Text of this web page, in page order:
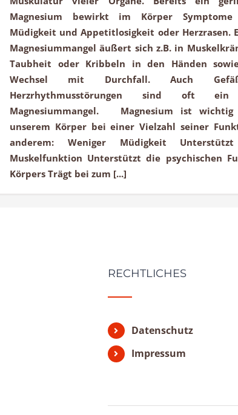
Magnesium bewirkt im Körper
Müdigkeit und Appetitlosigkeit oder Herzrasen.
Magnesiummangel äußert sich z.B. in
Taubheit oder Kribbeln in den Händen
Wechsel mit Durchfall. Auch
Herzrhythmusstörungen sind oft
Magnesiummangel. Magnesium ist wichtig
unserem Körper bei einer Vielzahl seiner
anderem: Weniger Müdigkeit
Muskelfunktion Unterstützt die psychischen
Körpers Trägt bei zum [...]
RECHTLICHES
Datenschutz
Impressum